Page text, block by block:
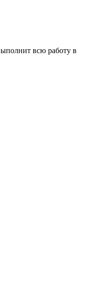
всю работу в